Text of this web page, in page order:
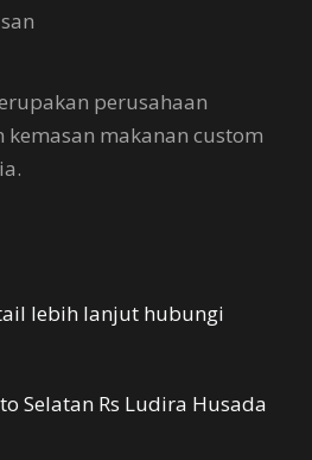
perusahaan
makanan custom
lebih lanjut hubungi
Selatan Rs Ludira Husada